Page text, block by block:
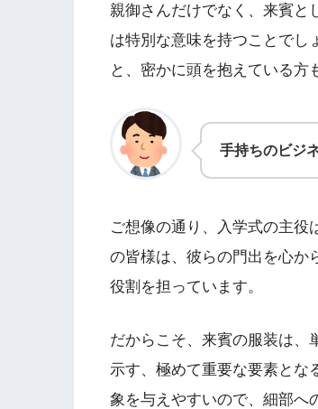
親御さんだけでなく、来賓と
は特別な意味を持つことでし
と、密かに頭を抱えている方
手持ちのビジ
ご想像の通り、入学式の主役
の皆様は、彼らの門出を心か
役割を担っています。
だからこそ、来賓の服装は、
示す、極めて重要な要素とな
象を与えやすいので、細部へ